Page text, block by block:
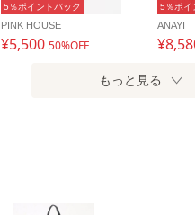
5％ポイントバック
PINK HOUSE
¥5,500 50%OFF
5％ポイ
ANAYI
もっと見る